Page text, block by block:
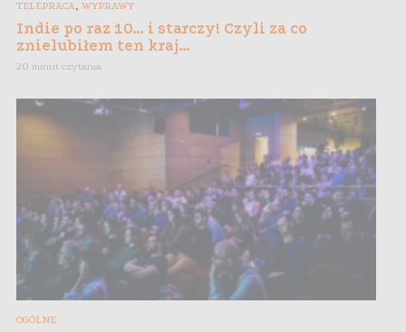
TELEPRACA, WYPRAWY
Indie po raz 10… i starczy! Czyli za co
znielubiłem ten kraj…
20 minut czytania
OGÓLNE